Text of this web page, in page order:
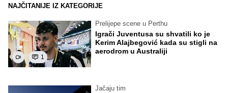
NAJČITANIJE IZ KATEGORIJE
1
Prelijepe scene u Perthu
Igrači Juventusa su shvatili ko je
Kerim Alajbegović kada su stigli na
aerodrom u Australiji
Jačaju tim